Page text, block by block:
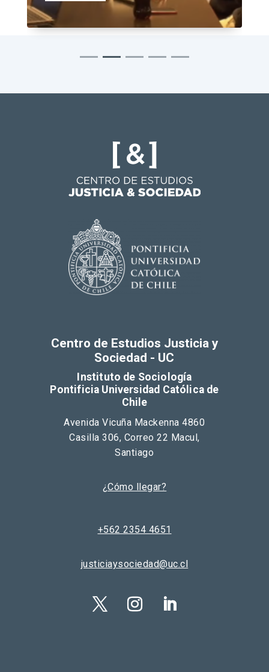
Centro de Estudios Justicia y
Sociedad - UC
Instituto de Sociología
Pontificia Universidad Católica de
Chile
Avenida Vicuña Mackenna 4860
Casilla 306, Correo 22 Macul,
Santiago
¿Cómo llegar?
+562 2354 4651
justiciaysociedad@uc.cl